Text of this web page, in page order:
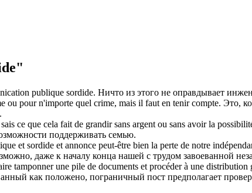
publique sordide. Ничто из этого не оправдывает
ou pour n'importe quel crime, mais il faut en tenir compte. Это,
ce que cela fait de grandir sans argent ou sans avoir la
поддерживать семью.
et sordide et annonce peut-être bien la perte de notre
даже к началу конца нашей с трудом завоеванной
tamponner une pile de documents et procéder à une
как положено, пограничный пост предполагает